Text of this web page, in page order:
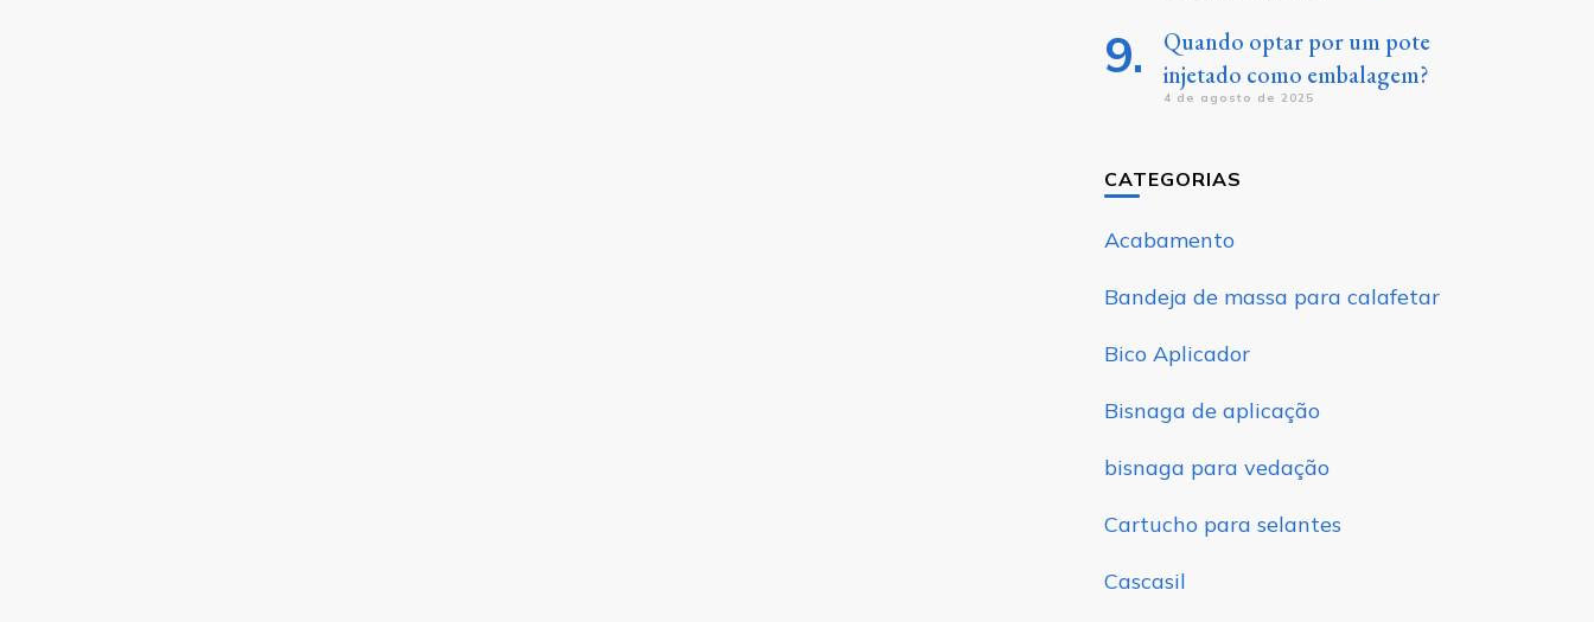
Quando optar por um pote
injetado como embalagem?
4 de agosto de 2025
CATEGORIAS
Acabamento
Bandeja de massa para calafetar
Bico Aplicador
Bisnaga de aplicação
bisnaga para vedação
Cartucho para selantes
Cascasil